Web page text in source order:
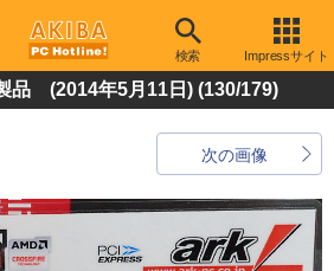
検索 Impressサイト
品 (2014年5月11日) (130/179)
次の画像